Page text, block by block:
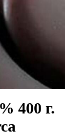
400 г.